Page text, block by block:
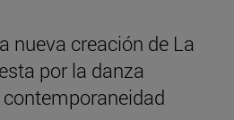
nueva creación de La
por la danza